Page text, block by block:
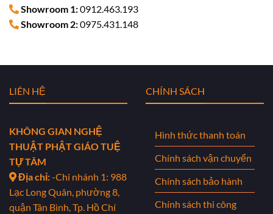
Showroom 1:0912.463.193
Showroom 2:0975.431.148
LIÊN HỆ
KHÔNG GIAN NGHỆ
THUẬT PHẬT GIÁO TUỆ
TỰ TÂM
Địa chỉ:-Chi nhánh 1: 988
Lạc Long Quân, phường 8,
quận Tân Bình, Tp. Hồ Chí
CHÍNH SÁCH
Hình thức thanh toán
Chính sách vận chuyển
Chính sách bảo hành
Chính sách thi công